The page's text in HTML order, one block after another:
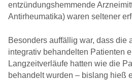
entzündungshemmende
Antirheumatika) waren seltener
Besonders auffällig war, dass die
integrativ behandelten Patienten
Langzeitverläufe hatten wie die
behandelt wurden – bislang hieß